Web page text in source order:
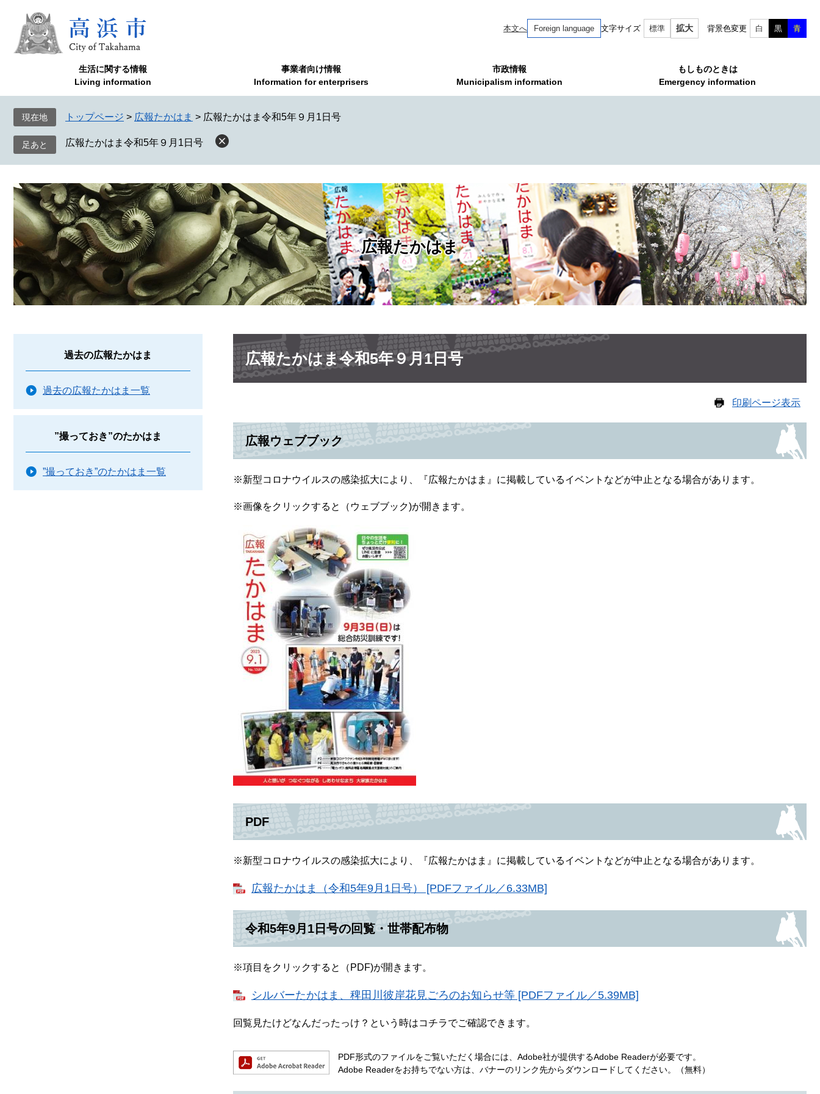
で
ば
へ
本文へ Foreign language 文字サイズ 標準 拡大 背景色変更 白 黒 青
生活に関する情報
Living information
事業者向け情報
Information for enterprisers
市政情報
Municipalism information
もしものときは
Emergency information
現在地 トップページ > 広報たかはま > 広報たかはま令和5年９月1日号
広報たかはま令和5年９月1日号
広報たかはま
本
文 広報たかはま令和5年９月1日号
印刷ページ表示
広報ウェブブック
※新型コロナウイルスの感染拡大により、『広報たかはま』に掲載しているイベントなどが中止となる場合があります。
※画像をクリックすると（ウェブブック)が開きます。
PDF
※新型コロナウイルスの感染拡大により、『広報たかはま』に掲載しているイベントなどが中止となる場合があります。
広報たかはま（令和5年9月1日号） [PDFファイル／6.33MB]
令和5年9月1日号の回覧・世帯配布物
※項目をクリックすると（PDF)が開きます。
シルバーたかはま、稗田川彼岸花見ごろのお知らせ等 [PDFファイル／5.39MB]
回覧見たけどなんだったっけ？という時はコチラでご確認できます。
PDF形式のファイルをご覧いただく場合には、Adobe社が提供するAdobe Readerが必要です。
Adobe Readerをお持ちでない方は、バナーのリンク先からダウンロードしてください。（無料）
過去の広報たかはま
過去の広報たかはま一覧
”撮っておき”のたかはま
”撮っておき”のたかはま一覧